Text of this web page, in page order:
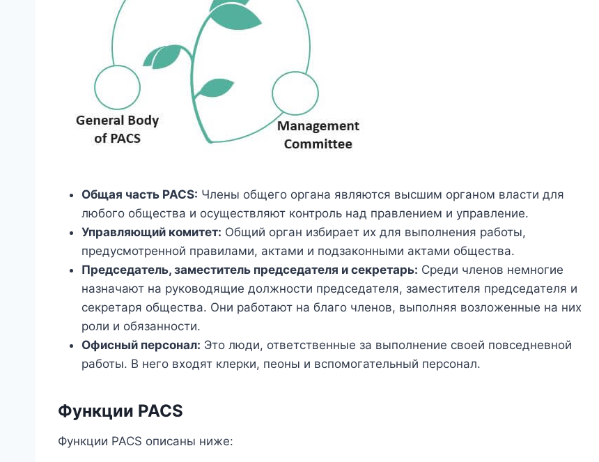
Общая часть PACS: Члены общего органа являются высшим органом власти для
любого общества и осуществляют контроль над правлением и управление.
Управляющий комитет: Общий орган избирает их для выполнения работы,
предусмотренной правилами, актами и подзаконными актами общества.
Председатель, заместитель председателя и секретарь: Среди членов немногие
назначают на руководящие должности председателя, заместителя председателя и
секретаря общества. Они работают на благо членов, выполняя возложенные на них
роли и обязанности.
Офисный персонал: Это люди, ответственные за выполнение своей повседневной
работы. В него входят клерки, пеоны и вспомогательный персонал.
Функции PACS
Функции PACS описаны ниже: